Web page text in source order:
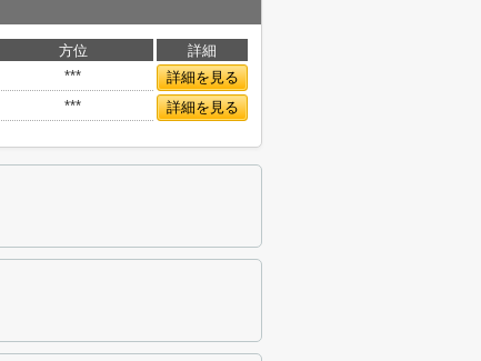
方位
詳細
***
詳細を見る
*** 詳細を見る